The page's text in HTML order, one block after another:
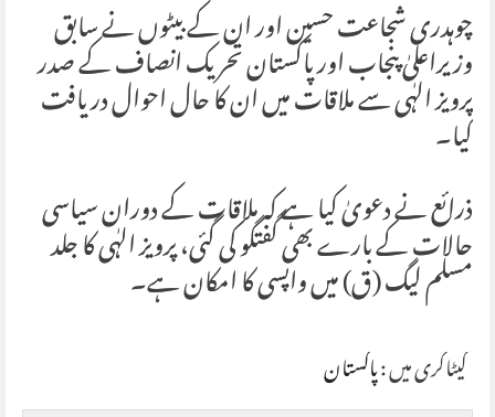
چوہدری شجاعت حسین اور ان کے بیٹوں نے سابق
وزیراعلیٰ پنجاب اور پاکستان تحریک انصاف کے صدر
پرویز الہٰی سے ملاقات میں ان کا حال احوال دریافت
کیا۔
ذرائع نے دعویٰ کیا ہے کہ ملاقات کے دوران سیاسی
حالات کے بارے بھی گفتگو کی گئی، پرویز الہٰی کا جلد
مسلم لیگ (ق) میں واپسی کا امکان ہے۔
کیٹاگری میں :پاکستان